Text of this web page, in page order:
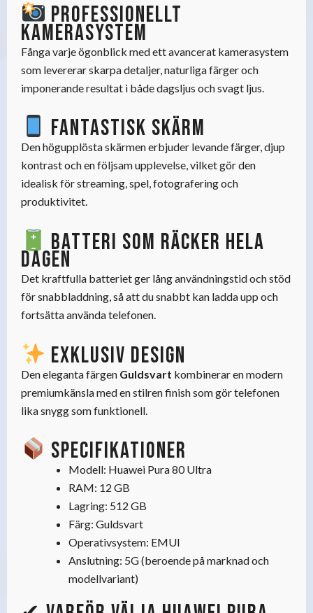
Professionellt
kamerasystem
Fånga varje ögonblick med ett avancerat kamerasystem
som levererar skarpa detaljer, naturliga färger och
imponerande resultat i både dagsljus och svagt ljus.
Fantastisk skärm
Den högupplösta skärmen erbjuder levande färger, djup
kontrast och en följsam upplevelse, vilket gör den
idealisk för streaming, spel, fotografering och
produktivitet.
Batteri som räcker hela
dagen
Det kraftfulla batteriet ger lång användningstid och stöd
för snabbladdning, så att du snabbt kan ladda upp och
fortsätta använda telefonen.
Exklusiv design
Den eleganta färgen Guldsvart kombinerar en modern
premiumkänsla med en stilren finish som gör telefonen
lika snygg som funktionell.
Specifikationer
Modell: Huawei Pura 80 Ultra
RAM: 12 GB
Lagring: 512 GB
Färg: Guldsvart
Operativsystem: EMUI
Anslutning: 5G (beroende på marknad och
modellvariant)